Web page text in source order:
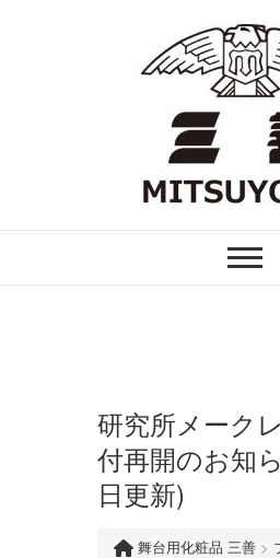
舞台用化
研究所メーク
付再開のお知
日更新)
舞台用化粧品 三善 >